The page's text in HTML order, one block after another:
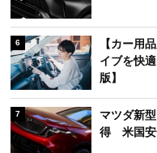
6
【カー用
イブを快
版】
7
マツダ新
得 米国安